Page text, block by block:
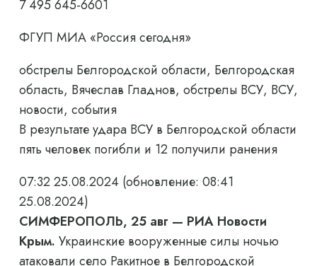
7 495 645-6601
ФГУП МИА «Россия сегодня»
обстрелы Белгородской области, Белгородская
область, Вячеслав Гладнов, обстрелы ВСУ, ВСУ,
новости, события
В результате удара ВСУ в Белгородской области
пять человек погибли и 12 получили ранения
07:32 25.08.2024 (обновление: 08:41
25.08.2024)
СИМФЕРОПОЛЬ, 25 авг — РИА Новости
Крым. Украинские вооруженные силы ночью
атаковали село Ракитное в Белгородской